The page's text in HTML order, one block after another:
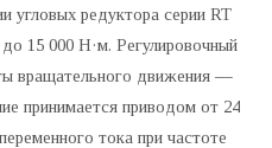
угловых редуктора серии RT
15 000 Н·м. Регулировочный
вращательного движения —
принимается приводом от 24
тока при частоте